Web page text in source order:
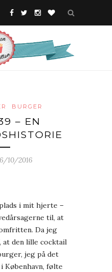
BURGER
– EN
10/2016
i mit hjerte –
til, at
Da jeg
at den lille cocktail
jeg på det
København, følte